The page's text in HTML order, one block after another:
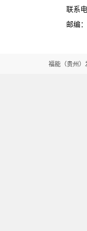
联系
邮编
福能（贵州）